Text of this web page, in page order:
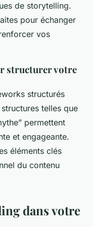
de storytelling.
pour échanger
vos
structurer votre
structurés
telles que
permettent
et engageante.
éléments clés
du contenu
dans votre